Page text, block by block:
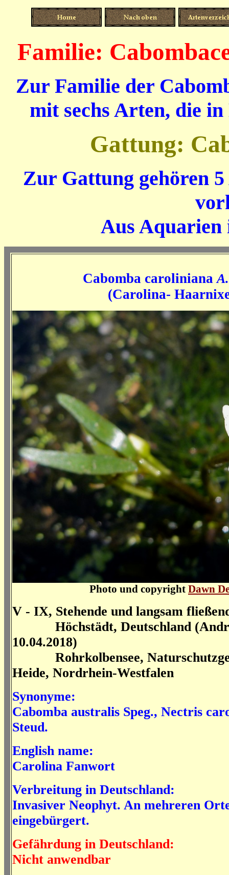
Familie:
Zur Familie der
mit sechs Arten, die
Gattung:
Zur Gattung gehören
Aus
Cabomba caroliniana
(Carolina-
Photo und copyright Dawn
V - IX, Stehende und langsam
Höchstädt, Deutschland
10.04.2018)
Rohrkolbensee,
Heide, Nordrhein-Westfalen
Synonyme:
Cabomba australis Speg., Nectris
Steud.
English name:
Carolina Fanwort
Verbreitung in Deutschland:
Invasiver Neophyt. An mehreren
eingebürgert.
Gefährdung in Deutschland:
Nicht anwendbar